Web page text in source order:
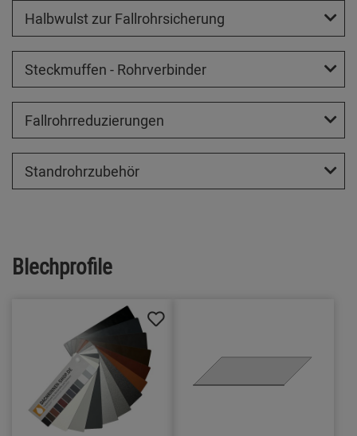
Halbwulst zur Fallrohrsicherung
Steckmuffen - Rohrverbinder
Fallrohrreduzierungen
Standrohrzubehör
Blechprofile